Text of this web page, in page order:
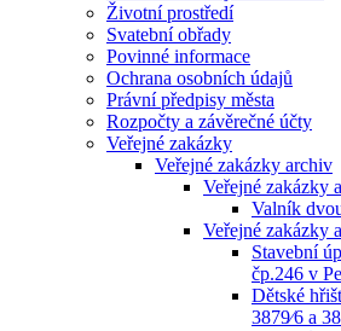
Životní prostředí
Svatební obřady
Povinné informace
Ochrana osobních údajů
Právní předpisy města
Rozpočty a závěrečné účty
Veřejné zakázky
Veřejné zakázky archiv
Veřejné zakázky
Valník
Veřejné zakázky
Stavební
čp.246 v
Dětské
3879⁄6 a